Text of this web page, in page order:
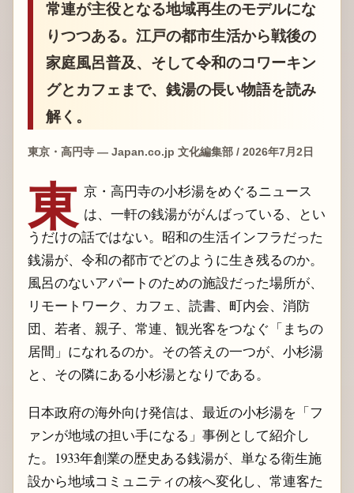
常連が主役となる地域再生のモデルにな
りつつある。江戸の都市生活から戦後の
家庭風呂普及、そして令和のコワーキン
グとカフェまで、銭湯の長い物語を読み
解く。
東京・高円寺 — Japan.co.jp 文化編集部 / 2026年7月2日
東 京・高円寺の小杉湯をめぐるニュース
は、一軒の銭湯ががんばっている、とい
うだけの話ではない。昭和の生活インフラだった
銭湯が、令和の都市でどのように生き残るのか。
風呂のないアパートのための施設だった場所が、
リモートワーク、カフェ、読書、町内会、消防
団、若者、親子、常連、観光客をつなぐ「まちの
居間」になれるのか。その答えの一つが、小杉湯
と、その隣にある小杉湯となりである。
日本政府の海外向け発信は、最近の小杉湯を「フ
ァンが地域の担い手になる」事例として紹介し
た。1933年創業の歴史ある銭湯が、単なる衛生施
設から地域コミュニティの核へ変化し、常連客た